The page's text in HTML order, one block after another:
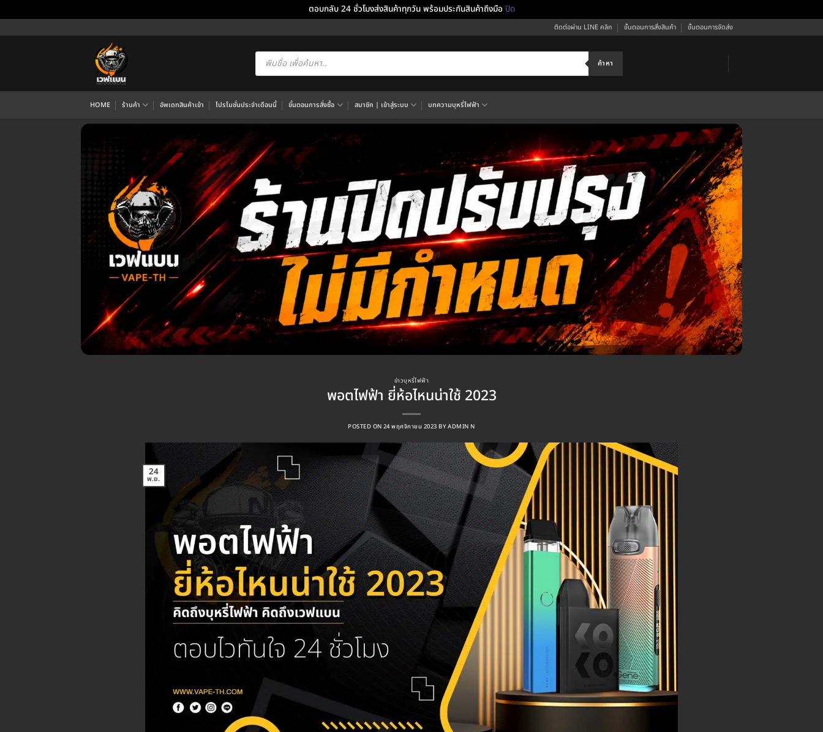
ตอบกลับ 24 ชั่วโมงส่งสินค้าทุกวัน พร้อมประกันสินค้าถึงมือ ปิด
ไป
ติดต่อผ่าน LINE คลิก ขั้นตอนการสั่งสินค้า ขั้นตอนการจัดส่ง
Products
search ค้าหา
HOME ร้านค้า อัพเดทสินค้าเข้า โปรโมชั่นประจำเดือนนี้ ขั้นตอนการสั่งซื้อ สมาชิก | เข้าสู่ระบบ บทความบุหรี่ไฟฟ้า
ข่าวบุหรี่ไฟฟ้า
พอตไฟฟ้า ยี่ห้อไหนน่าใช้ 2023
POSTED ON 24 พฤศจิกายน 2023 BYADMIN N
24
พ.ย.